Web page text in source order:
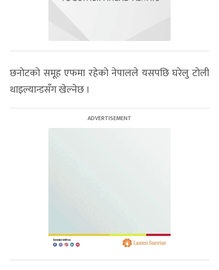
छनोटको समूह एफमा रहेको नेपालले यसपछि घरेलु टोली
थाइल्यान्डसँग खेल्नेछ ।